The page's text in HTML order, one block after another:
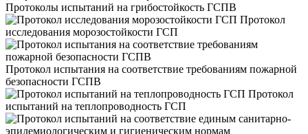
Протоколы испытаний на грибостойкость ГСПВ
Протокол
исследования морозостойкости ГСП
Протокол испытания на соответствие требованиям пожарной
безопасности ГСПВ
Протокол
испытаний на теплопроводность ГСП